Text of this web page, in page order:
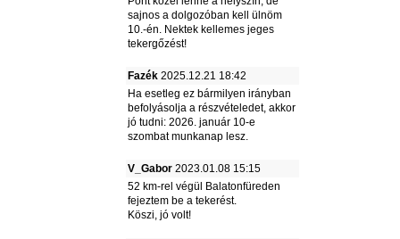
sajnos a dolgozóban kell ülnöm
10.-én. Nektek kellemes jeges
tekergőzést!
Fazék 2025.12.21 18:42
Ha esetleg ez bármilyen irányban
befolyásolja a részvételedet, akkor
jó tudni: 2026. január 10-e
szombat munkanap lesz.
V_Gabor 2023.01.08 15:15
52 km-rel végül Balatonfüreden
fejeztem be a tekerést.
Köszi, jó volt!